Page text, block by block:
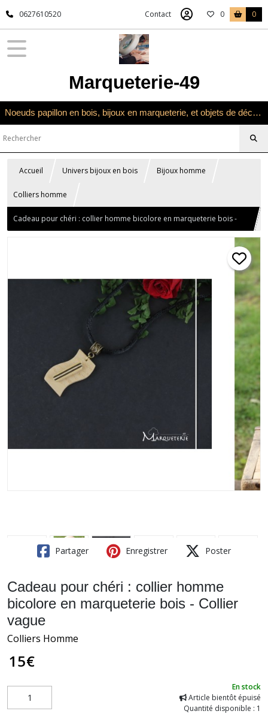
0627610520 Contact 0 0
Marqueterie-49
Noeuds papillon en bois, bijoux en marqueterie, et objets de décoration en marqueterie bois
Accueil Univers bijoux en bois Bijoux homme
Colliers homme
Cadeau pour chéri : collier homme bicolore en marqueterie bois -
Partager Enregistrer Poster
Cadeau pour chéri : collier homme
bicolore en marqueterie bois - Collier
vague
Colliers Homme
15€
En stock
Article bientôt épuisé
Quantité disponible : 1